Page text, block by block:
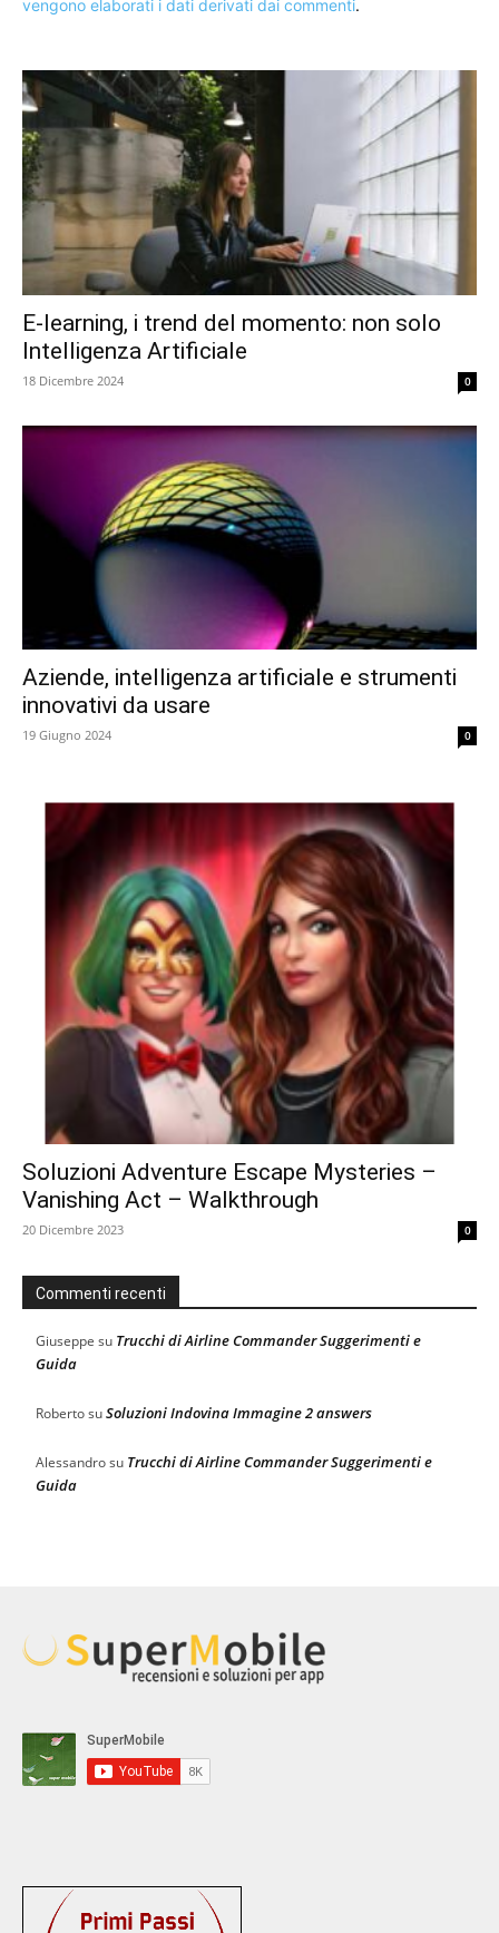
vengono elaborati i dati derivati dai commenti.
E-learning, i trend del momento: non solo
Intelligenza Artificiale
18 Dicembre 2024 0
Aziende, intelligenza artificiale e strumenti
innovativi da usare
19 Giugno 2024 0
Soluzioni Adventure Escape Mysteries –
Vanishing Act – Walkthrough
20 Dicembre 2023 0
Commenti recenti
Giuseppe su Trucchi di Airline Commander Suggerimenti e
Guida
RobertosuSoluzioni Indovina Immagine 2 answers
Alessandrosu Trucchi di Airline Commander Suggerimenti e
Guida